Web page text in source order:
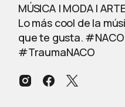
MÚSICA | MODA |
Lo más cool de la
que te gusta.
#TraumaNACO